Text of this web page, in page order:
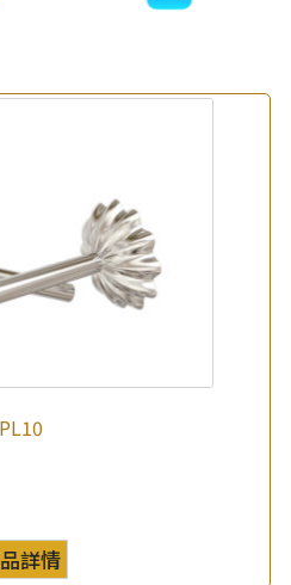
PL10
詳情